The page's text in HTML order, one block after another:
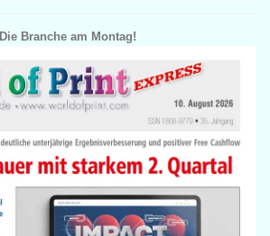
Die Branche am Montag!